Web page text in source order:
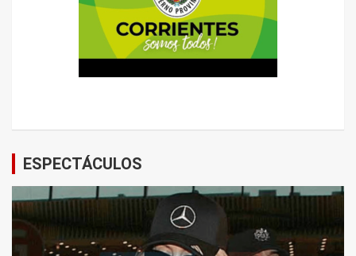
ESPECTÁCULOS